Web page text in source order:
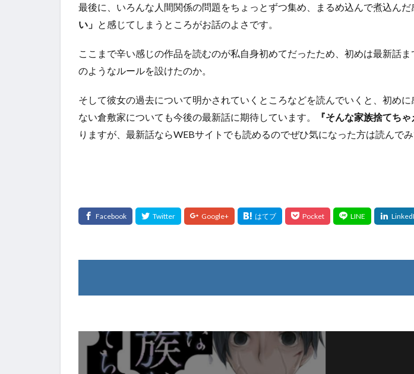
最後に、いろんな人間関係の問題をちょっとずつ集め、まるめ込んで煮込ん
い」 と感じてしまうところがお話のよさです。
ここまで辛い感じの作品を読むのが私自身初めてだったため、初めは最新話
のようなルールを設けたのか。
そして彼女の過去について明かされていくところなどを読んでいくと、初め
ない倉敷家についても今後の最新話に期待しています。
『そんな家族捨てちゃ
りますが、最新話ならWEBサイトでも読めるのでぜひ気になった方は読んでみ